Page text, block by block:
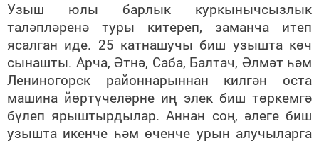
Узыш юлы барлык куркынычсызлык
таләпләренә туры китереп, заманча итеп
ясалган иде. 25 катнашучы биш узышта көч
сынашты. Арча, Әтнә, Саба, Балтач, Әлмәт һәм
Лениногорск районнарыннан килгән оста
машина йөртүчеләрне иң элек биш төркемгә
бүлеп ярыштырдылар. Аннан соң, әлеге биш
узышта икенче һәм өченче урын алучыларга